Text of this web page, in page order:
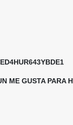
ME GUSTA